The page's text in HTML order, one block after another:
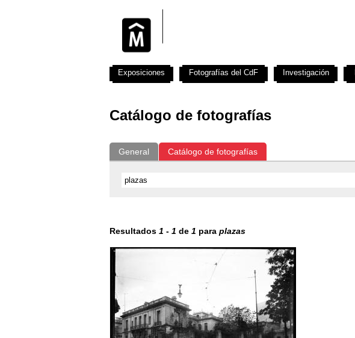
Catálogo de fotografías
General Catálogo de fotografías
Resultados 1 - 1 de 1 para plazas
Exposiciones Fotografías del CdF Investigación